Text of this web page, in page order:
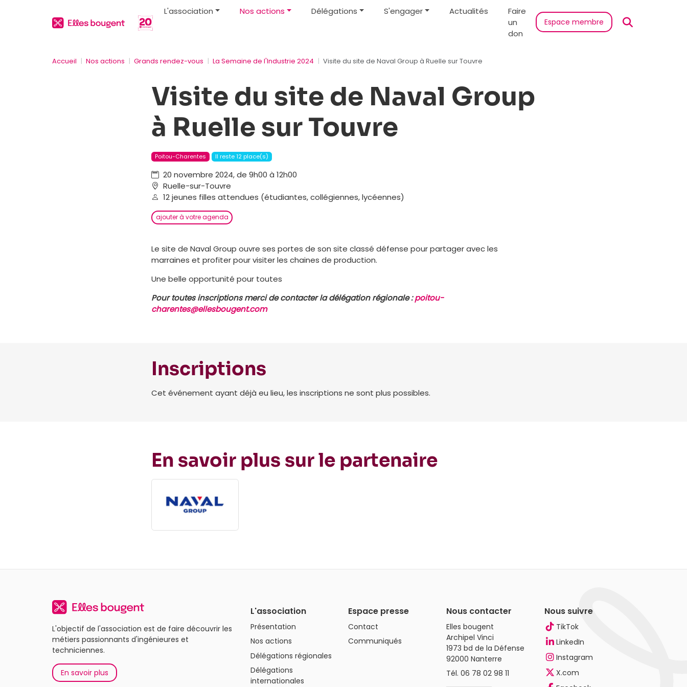
L'association Nos actions Délégations S'engager Actualités
Faire
un
don
Espace membre
Accueil Nos actions Grands rendez-vous La Semaine de l'Industrie 2024 Visite du site de Naval Group à Ruelle sur Touvre
Visite du site de Naval Group
à Ruelle sur Touvre
Poitou-Charentes Il reste 12 place(s)
20 novembre 2024, de 9h00 à 12h00
Ruelle-sur-Touvre
12 jeunes filles attendues (étudiantes, collégiennes, lycéennes)
ajouter à votre agenda
Le site de Naval Group ouvre ses portes de son site classé défense pour partager avec les
marraines et profiter pour visiter les chaines de production.
Une belle opportunité pour toutes
Pour toutes inscriptions merci de contacter la délégation régionale :poitou-
charentes@ellesbougent.com
Inscriptions
Cet événement ayant déjà eu lieu, les inscriptions ne sont plus possibles.
En savoir plus sur le partenaire
L'objectif de l'association est de faire découvrir les
métiers passionnants d'ingénieures et
techniciennes.
En savoir plus
L'association
Présentation
Nos actions
Délégations régionales
Délégations
internationales
Espace presse
Contact
Communiqués
Nous contacter
Elles bougent
Archipel Vinci
1973 bd de la Défense
92000 Nanterre
Tél.06 78 02 98 11
Nous suivre
TikTok
LinkedIn
Instagram
X.com